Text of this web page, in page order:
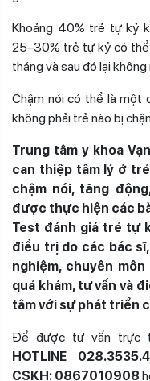
Khoảng 40% trẻ tự kỷ
25–30% trẻ tự kỷ có
tháng và sau đó lại
Chậm nói có thể là một
không phải trẻ nào bị
Trung tâm y khoa
can thiệp tâm lý ở
chậm nói, tăng
được thực hiện các
Test đánh giá trẻ tự
điều trị do các bác
nghiệm, chuyên
quả khám, tư vấn và
tâm với sự phát triển
Để được tư vấn trực
HOTLINE
CSKH: 0867010908